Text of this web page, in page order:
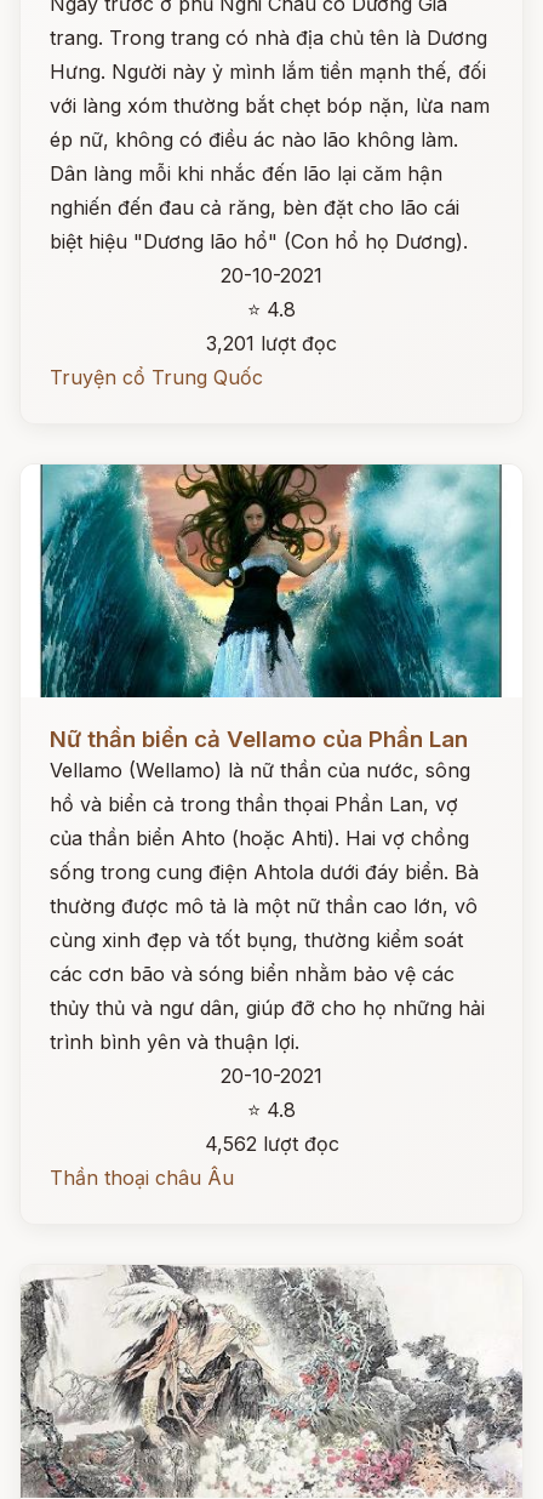
trang. Trong trang có nhà địa chủ tên là Dương
Hưng. Người này ỷ mình lắm tiền mạnh thế, đối
với làng xóm thường bắt chẹt bóp nặn, lừa nam
ép nữ, không có điều ác nào lão không làm.
Dân làng mỗi khi nhắc đến lão lại căm hận
nghiến đến đau cả răng, bèn đặt cho lão cái
biệt hiệu "Dương lão hổ" (Con hổ họ Dương).
20-10-2021
⭐ 4.8
3,201 lượt đọc
Truyện cổ Trung Quốc
Nữ thần biển cả Vellamo của Phần Lan
Vellamo (Wellamo) là nữ thần của nước, sông
hồ và biển cả trong thần thọai Phần Lan, vợ
của thần biển Ahto (hoặc Ahti). Hai vợ chồng
sống trong cung điện Ahtola dưới đáy biển. Bà
thường được mô tả là một nữ thần cao lớn, vô
cùng xinh đẹp và tốt bụng, thường kiểm soát
các cơn bão và sóng biển nhằm bảo vệ các
thủy thủ và ngư dân, giúp đỡ cho họ những hải
trình bình yên và thuận lợi.
20-10-2021
⭐ 4.8
4,562 lượt đọc
Thần thoại châu Âu